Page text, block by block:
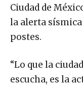
Ciudad de
la alerta sísmica
postes.
“Lo que la
escucha, es la